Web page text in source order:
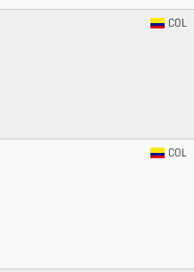
COL
COL